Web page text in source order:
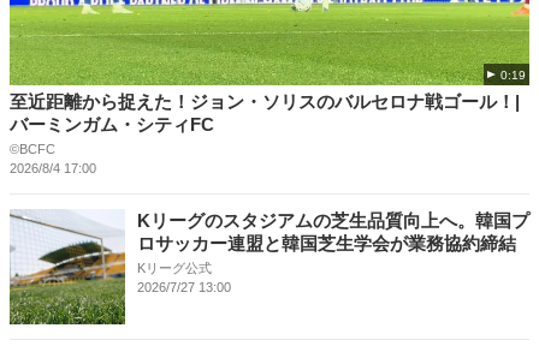
0:19
至近距離から捉えた！ジョン・ソリスのバルセロナ戦ゴール！|
バーミンガム・シティFC
©BCFC
2026/8/4 17:00
Kリーグのスタジアムの芝生品質向上へ。韓国プ
ロサッカー連盟と韓国芝生学会が業務協約締結
Kリーグ公式
2026/7/27 13:00